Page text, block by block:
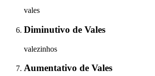
vales
Diminutivo de Vales
valezinhos
Aumentativo de Vales